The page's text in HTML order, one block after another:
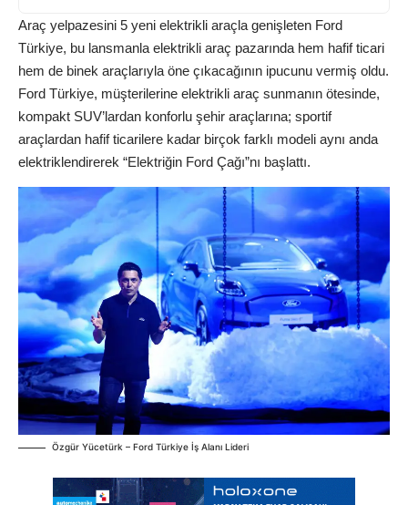
Araç yelpazesini 5 yeni elektrikli araçla genişleten Ford
Türkiye, bu lansmanla elektrikli araç pazarında hem hafif ticari
hem de binek araçlarıyla öne çıkacağının ipucunu vermiş oldu.
Ford Türkiye, müşterilerine elektrikli araç sunmanın ötesinde,
kompakt SUV’lardan konforlu şehir araçlarına; sportif
araçlardan hafif ticarilere kadar birçok farklı modeli aynı anda
elektriklendirerek “Elektriğin Ford Çağı”nı başlattı.
Özgür Yücetürk – Ford Türkiye İş Alanı Lideri